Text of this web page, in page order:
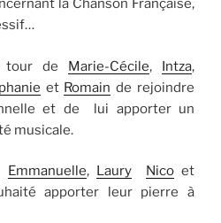
la Chanson Française,
tour de Marie-Cécile, Intza,
et Romain de rejoindre
et de lui apporter un
musicale.
Emmanuelle, Laury Nicoet
apporter leur pierre à